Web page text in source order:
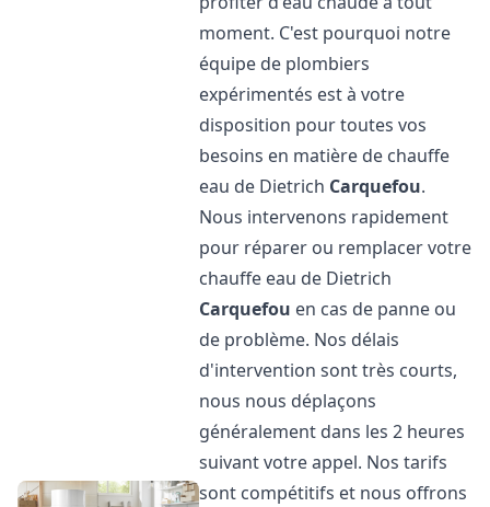
moment. C'est pourquoi notre
équipe de plombiers
expérimentés est à votre
disposition pour toutes vos
besoins en matière de chauffe
eau de Dietrich Carquefou.
Nous intervenons rapidement
pour réparer ou remplacer votre
chauffe eau de Dietrich
Carquefou en cas de panne ou
de problème. Nos délais
d'intervention sont très courts,
nous nous déplaçons
généralement dans les 2 heures
suivant votre appel. Nos tarifs
sont compétitifs et nous offrons